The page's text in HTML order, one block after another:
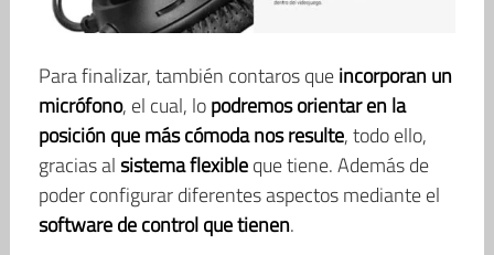
Para finalizar, también contaros queincorporan un
micrófono, el cual, lopodremos orientar en la
posición que más cómoda nos resulte, todo ello,
gracias alsistema flexibleque tiene. Además de
poder configurar diferentes aspectos mediante el
software de control que tienen.